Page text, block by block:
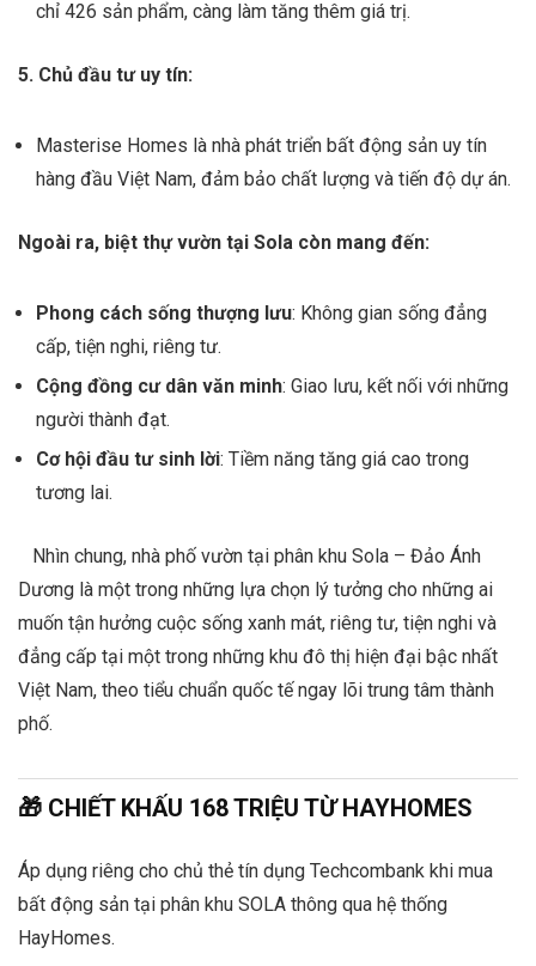
chỉ 426 sản phẩm, càng làm tăng thêm giá trị.
5. Chủ đầu tư uy tín:
Masterise Homes là nhà phát triển bất động sản uy tín
hàng đầu Việt Nam, đảm bảo chất lượng và tiến độ dự án.
Ngoài ra, biệt thự vườn tại Sola còn mang đến:
Phong cách sống thượng lưu: Không gian sống đẳng
cấp, tiện nghi, riêng tư.
Cộng đồng cư dân văn minh: Giao lưu, kết nối với những
người thành đạt.
Cơ hội đầu tư sinh lời: Tiềm năng tăng giá cao trong
tương lai.
Nhìn chung, nhà phố vườn tại phân khu Sola – Đảo Ánh
Dương là một trong những lựa chọn lý tưởng cho những ai
muốn tận hưởng cuộc sống xanh mát, riêng tư, tiện nghi và
đẳng cấp tại một trong những khu đô thị hiện đại bậc nhất
Việt Nam, theo tiểu chuẩn quốc tế ngay lõi trung tâm thành
phố.
🎁 CHIẾT KHẤU 168 TRIỆU TỪ HAYHOMES
Áp dụng riêng cho chủ thẻ tín dụng Techcombank khi mua
bất động sản tại phân khu SOLA thông qua hệ thống
HayHomes.